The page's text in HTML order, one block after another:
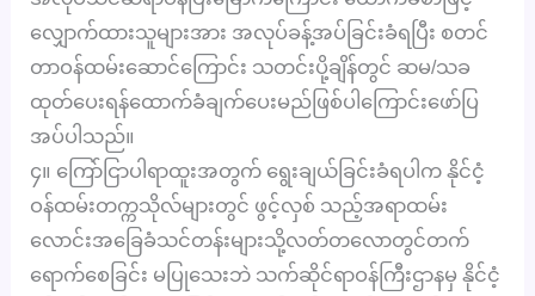
လျှောက်ထားသူများအား အလုပ်ခန့်အပ်ခြင်းခံရပြီး စတင်
တာဝန်ထမ်းဆောင်ကြောင်း သတင်းပို့ချိန်တွင် ဆမ/သခ
ထုတ်ပေးရန်ထောက်ခံချက်ပေးမည်ဖြစ်ပါကြောင်းဖော်ပြ
အပ်ပါသည်။
၄။ ကြော်ငြာပါရာထူးအတွက် ရွေးချယ်ခြင်းခံရပါက နိုင်ငံ့
ဝန်ထမ်းတက္ကသိုလ်များတွင် ဖွင့်လှစ် သည့်အရာထမ်း
လောင်းအခြေခံသင်တန်းများသို့လတ်တလောတွင်တက်
ရောက်စေခြင်း မပြုသေးဘဲ သက်ဆိုင်ရာဝန်ကြီးဌာနမှ နိုင်ငံ့